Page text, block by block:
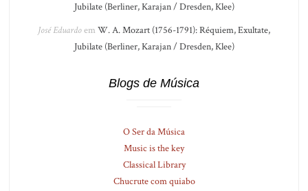
Jubilate (Berliner, Karajan / Dresden, Klee)
José Eduardoem W. A. Mozart (1756-1791): Réquiem, Exultate,
Jubilate (Berliner, Karajan / Dresden, Klee)
Blogs de Música
O Ser da Música
Music is the key
Classical Library
Chucrute com quiabo